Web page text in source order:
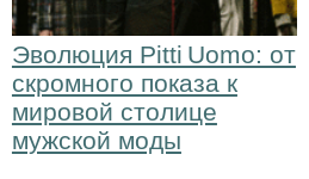
Эволюция Pitti Uomo: от
скромного показа к
мировой столице
мужской моды